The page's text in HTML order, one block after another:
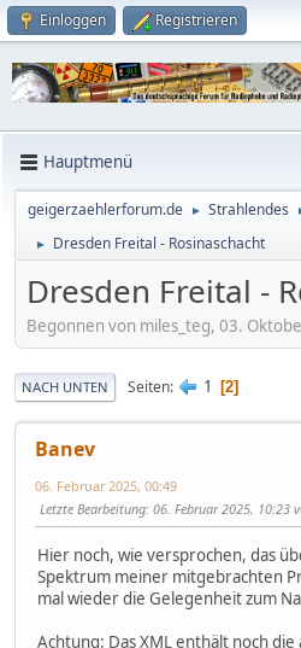
Einloggen Registrieren
Hauptmenü
geigerzaehlerforum.de ► Strahlendes
► Dresden Freital - Rosinaschacht
Dresden Freital -
Begonnen von miles_teg, 03.
NACH UNTEN Seiten 1 2
Banev
06. Februar 2025, 00:49
Letzte Bearbeitung: 06. Februar 2025, 10:23
Hier noch, wie versprochen, das
Spektrum meiner mitgebrachten
mal wieder die Gelegenheit zum
Achtung: Das XML enthält noch